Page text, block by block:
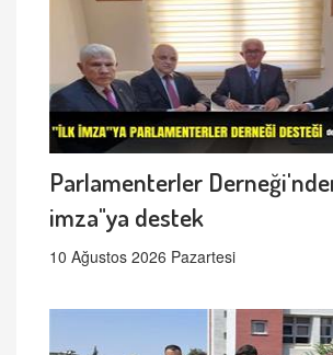
Parlamenterler
imza"ya destek
10 Ağustos 2026 Pazartesi